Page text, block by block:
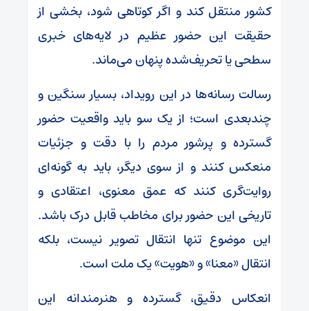
کشور منتقل کند و اگر کوتاهی شود، بخشی از
حقیقت این حضور عظیم در لایه‌های خبری
سطحی یا تحریف‌شده پنهان می‌ماند.
رسالت رسانه‌ها در این رویداد، بسیار سنگین و
چندبعدی است؛ از یک سو باید واقعیت حضور
گسترده و پرشور مردم را با دقت و جزئیات
منعکس کنند و از سوی دیگر، باید به گونه‌ای
روایت‌گری کنند که عمق معنوی، اعتقادی و
تاریخی این حضور برای مخاطب قابل درک باشد.
این موضوع تنها انتقال تصویر نیست، بلکه
انتقال «معنا» و «هویت» یک ملت است.
انعکاس دقیق، گسترده و هنرمندانه این